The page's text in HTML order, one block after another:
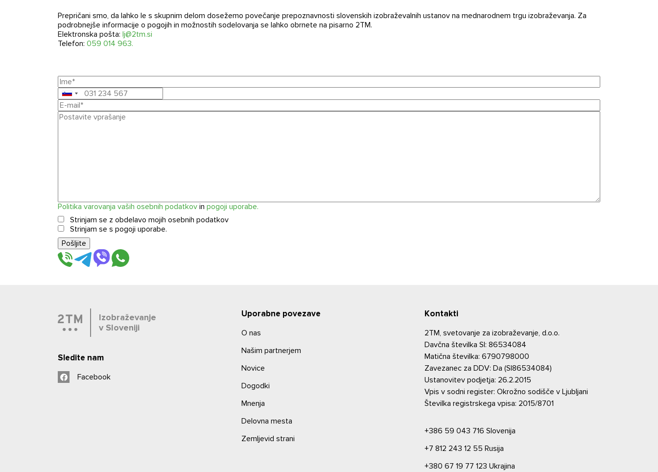
Prepričani smo, da lahko le s skupnim delom dosežemo povečanje prepoznavnosti slovenskih izobraževalnih ustanov na mednarodnem trgu izobraževanja. Za
podrobnejše informacije o pogojih in možnostih sodelovanja se lahko obrnete na pisarno 2TM.
Elektronska pošta: lj@2tm.si
Telefon: 059 014 963.
Politika varovanja vaših osebnih podatkov in pogoji uporabe.
Strinjam se z obdelavo mojih osebnih podatkov
Strinjam se s pogoji uporabe.
Izobraževanje
v Sloveniji
Sledite nam
Facebook
Uporabne povezave
O nas
Našim partnerjem
Novice
Dogodki
Mnenja
Delovna mesta
Zemljevid strani
Kontakti
2TM, svetovanje za izobraževanje, d.o.o.
Davčna številka SI: 86534084
Matična številka: 6790798000
Zavezanec za DDV: Da (SI86534084)
Ustanovitev podjetja: 26.2.2015
Vpis v sodni register: Okrožno sodišče v Ljubljani
Številka registrskega vpisa: 2015/8701
+386 59 043 716 Slovenija
+7 812 243 12 55 Rusija
+380 67 19 77 123 Ukrajina